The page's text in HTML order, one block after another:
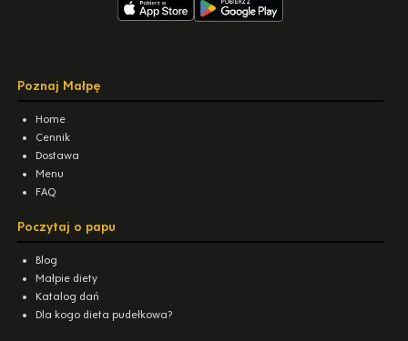
Poznaj Małpę
Home
Cennik
Dostawa
Menu
FAQ
Poczytaj o papu
Blog
Małpie diety
Katalog dań
Dla kogo dieta pudełkowa?